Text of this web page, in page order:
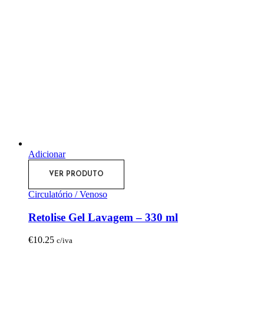
Adicionar
VER PRODUTO
Circulatório / Venoso
Retolise Gel Lavagem – 330 ml
€10.25 c/iva